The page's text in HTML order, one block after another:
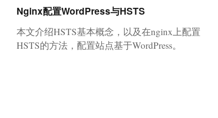
Nginx配置WordPress与HSTS
本文介绍HSTS基本概念，以及在nginx上配置
HSTS的方法，配置站点基于WordPress。